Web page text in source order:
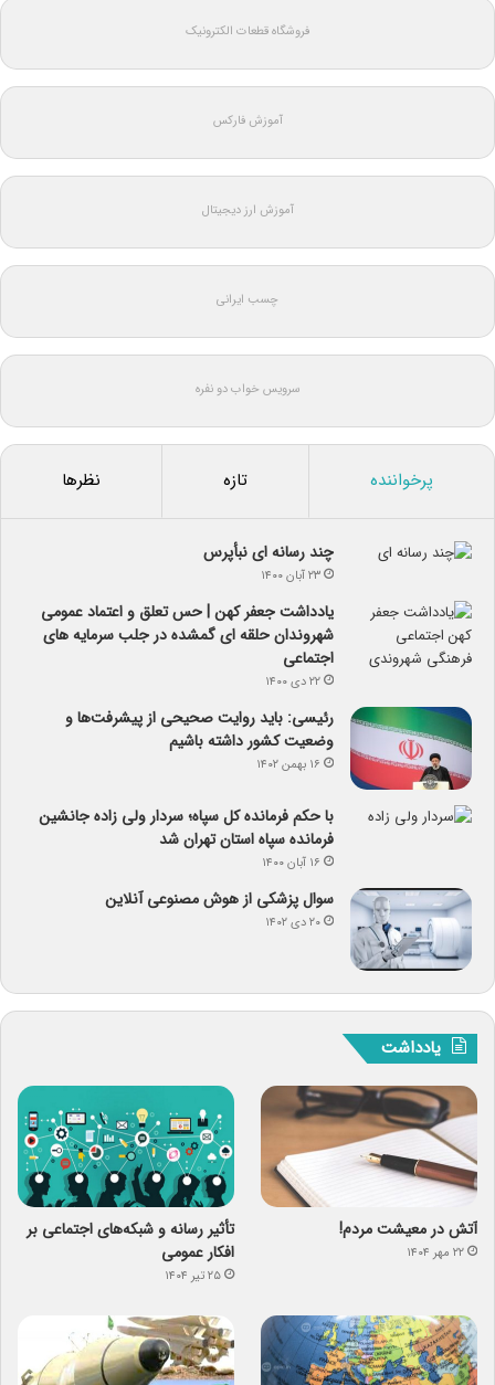
فروشگاه قطعات الکترونیک
آموزش فارکس
آموزش ارز دیجیتال
چسب ایرانی
سرویس خواب دو نفره
پرخواننده تازه نظرها
چند رسانه ای نبأپرس
۲۳ آبان ۱۴۰۰
یادداشت جعفر کهن | حس تعلق و اعتماد عمومی
شهروندان حلقه ای گمشده در جلب سرمایه های
اجتماعی
۲۲ دی ۱۴۰۰
رئیسی: باید روایت صحیحی از پیشرفت‌ها و
وضعیت کشور داشته باشیم
۱۶ بهمن ۱۴۰۲
با حکم فرمانده کل سپاه؛ سردار ولی زاده جانشین
فرمانده سپاه استان تهران شد
۱۶ آبان ۱۴۰۰
سوال پزشکی از هوش مصنوعی آنلاین
۲۰ دی ۱۴۰۲
یادداشت
آتش در معیشت مردم!
۲۲ مهر ۱۴۰۴
تأثیر رسانه و شبکه‌های اجتماعی بر
افکار عمومی
۲۵ تیر ۱۴۰۴